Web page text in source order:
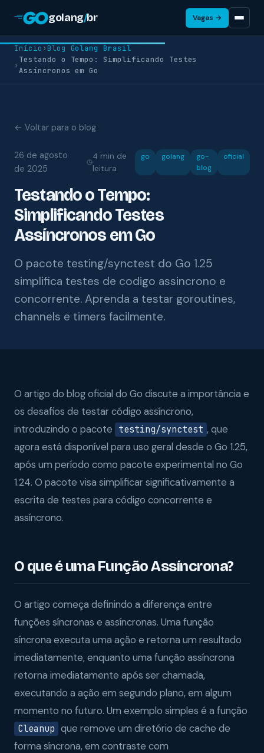
golang/br Vagas →
Início › Blog Golang Brasil
›
Testando o Tempo: Simplificando Testes
Assíncronos em Go
← Voltar para o blog
26 de agosto
de 2025
4 min de
leitura
go golang
go-
blog
oficial
Testando o Tempo:
Simplificando Testes
Assíncronos em Go
O pacote testing/synctest do Go 1.25
simplifica testes de codigo assincrono e
concorrente. Aprenda a testar goroutines,
channels e timers facilmente.
O artigo do blog oficial do Go discute a importância e
os desafios de testar código assíncrono,
introduzindo o pacote testing/synctest , que
agora está disponível para uso geral desde o Go 1.25,
após um período como pacote experimental no Go
1.24. O pacote visa simplificar significativamente a
escrita de testes para código concorrente e
assíncrono.
O que é uma Função Assíncrona?
O artigo começa definindo a diferença entre
funções síncronas e assíncronas. Uma função
síncrona executa uma ação e retorna um resultado
imediatamente, enquanto uma função assíncrona
retorna imediatamente após ser chamada,
executando a ação em segundo plano, em algum
momento no futuro. Um exemplo simples é a função
Cleanup que remove um diretório de cache de
forma síncrona, em contraste com